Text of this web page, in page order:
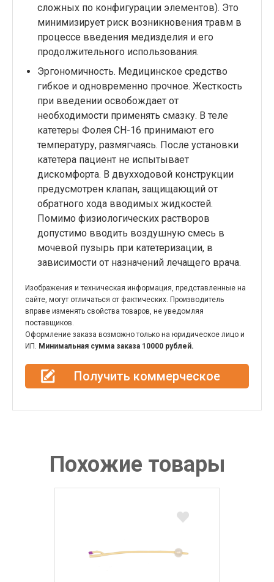
сложных по конфигурации элементов). Это
минимизирует риск возникновения травм в
процессе введения медизделия и его
продолжительного использования.
Эргономичность. Медицинское средство
гибкое и одновременно прочное. Жесткость
при введении освобождает от
необходимости применять смазку. В теле
катетеры Фолея СН-16 принимают его
температуру, размягчаясь. После установки
катетера пациент не испытывает
дискомфорта. В двухходовой конструкции
предусмотрен клапан, защищающий от
обратного хода вводимых жидкостей.
Помимо физиологических растворов
допустимо вводить воздушную смесь в
мочевой пузырь при катетеризации, в
зависимости от назначений лечащего врача.
Изображения и техническая информация, представленные на
сайте, могут отличаться от фактических. Производитель
вправе изменять свойства товаров, не уведомляя
поставщиков.
Оформление заказа возможно только на юридическое лицо и
ИП. Минимальная сумма заказа 10000 рублей.
Получить коммерческое
Похожие товары